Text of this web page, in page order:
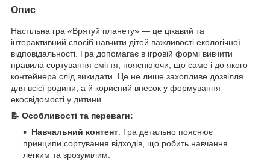
Опис
Настільна гра «Врятуй планету» — це цікавий та
інтерактивний спосіб навчити дітей важливості екологічної
відповідальності. Гра допомагає в ігровій формі вивчити
правила сортування сміття, пояснюючи, що саме і до якого
контейнера слід викидати. Це не лише захопливе дозвілля
для всієї родини, а й корисний внесок у формування
екосвідомості у дитини.
📝 Особливості та переваги:
Навчальний контент: Гра детально пояснює
принципи сортування відходів, що робить навчання
легким та зрозумілим.